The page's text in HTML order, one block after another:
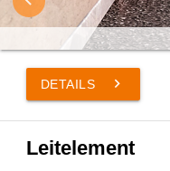
DETAILS keyboard_arrow_right
Leitelement